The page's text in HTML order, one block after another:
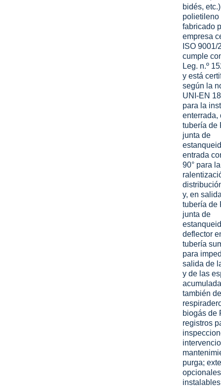
bidés,
polietileno
fabricado
empresa
ISO
cumple
Leg. n.º
y está
según la
UNI-EN
para la
enterrada,
tubería de
junta de
entrada
90° para la
y, en
tubería de
junta de
deflector
tubería
para
salida de
y de las
también de
biogás de
registros
purga;
opcionales